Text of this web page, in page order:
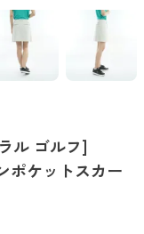
ル ゴルフ]
ポケットスカー